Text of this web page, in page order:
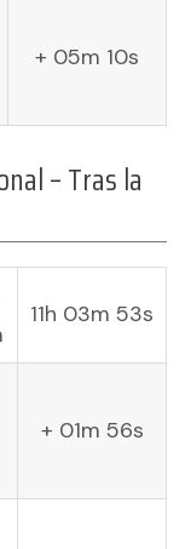
+ 05m 10s
– Tras la
11h 03m 53s
+ 01m 56s